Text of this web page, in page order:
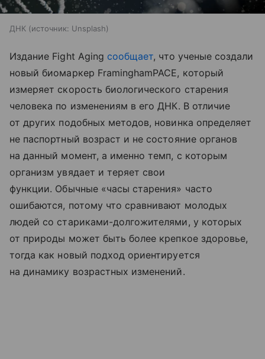
ДНК источник: Unsplash
Издание Fight Aging сообщает, что ученые создали
новый биомаркер FraminghamPACE, который
измеряет скорость биологического старения
человека по изменениям в его ДНК. В отличие
от других подобных методов, новинка определяет
не паспортный возраст и не состояние органов
на данный момент, а именно темп, с которым
организм увядает и теряет свои
функции. Обычные «часы старения» часто
ошибаются, потому что сравнивают молодых
людей со стариками-долгожителями, у которых
от природы может быть более крепкое здоровье,
тогда как новый подход ориентируется
на динамику возрастных изменений.